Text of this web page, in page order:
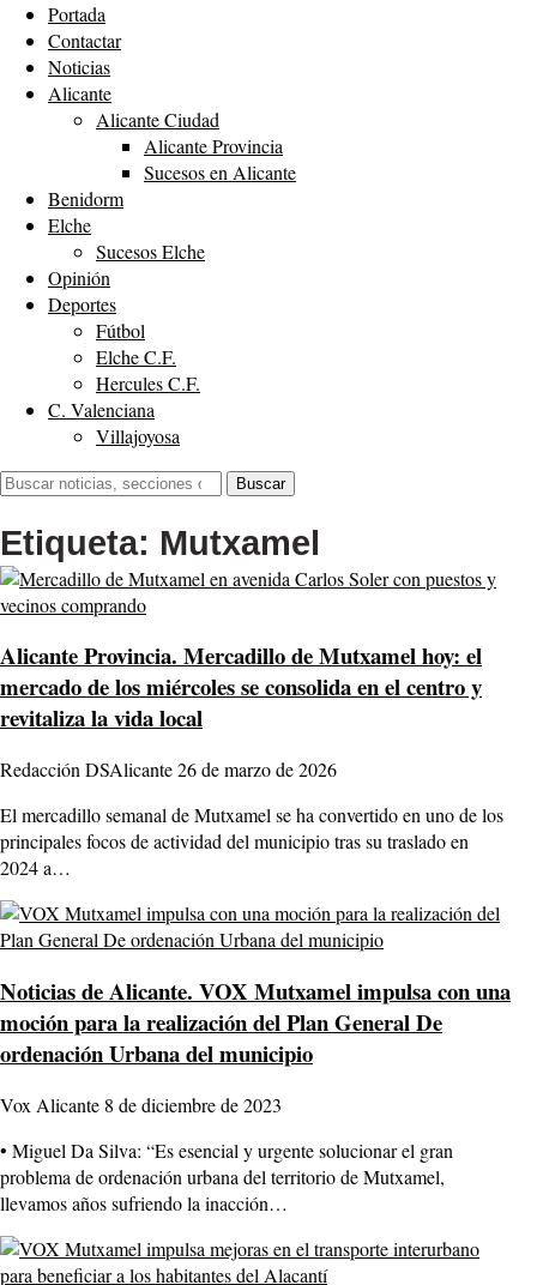
Portada
Contactar
Noticias
Alicante
Alicante Ciudad
Alicante Provincia
Sucesos en Alicante
Benidorm
Elche
Sucesos Elche
Opinión
Deportes
Fútbol
Elche C.F.
Hercules C.F.
C. Valenciana
Villajoyosa
Buscar:
Buscar
Etiqueta: Mutxamel
Alicante Provincia. Mercadillo de Mutxamel hoy: el
mercado de los miércoles se consolida en el centro y
revitaliza la vida local
Redacción DSAlicante26 de marzo de 2026
El mercadillo semanal de Mutxamel se ha convertido en uno de los
principales focos de actividad del municipio tras su traslado en
2024 a…
Noticias de Alicante. VOX Mutxamel impulsa con una
moción para la realización del Plan General De
ordenación Urbana del municipio
Vox Alicante 8 de diciembre de 2023
• Miguel Da Silva: “Es esencial y urgente solucionar el gran
problema de ordenación urbana del territorio de Mutxamel,
llevamos años sufriendo la inacción…